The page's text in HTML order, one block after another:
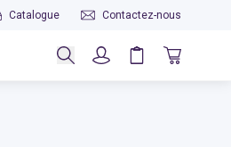
Catalogue Contactez-nous
Rechercher Panier Panier